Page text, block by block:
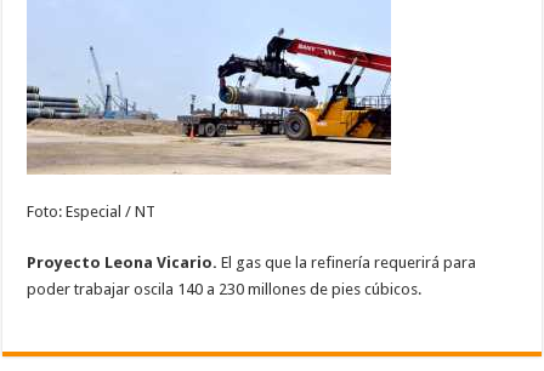
Foto: Especial / NT
Proyecto Leona Vicario.El gas que la refinería requerirá para
poder trabajar oscila 140 a 230 millones de pies cúbicos.